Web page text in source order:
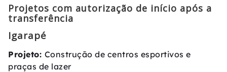
Projetos com autorização de início após a
transferência
Igarapé
Projeto: Construção de centros esportivos e
praças de lazer